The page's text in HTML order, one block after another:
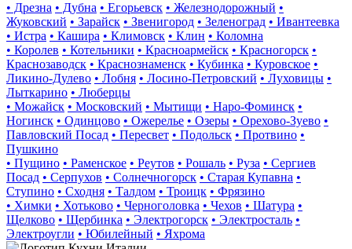
• Дрезна • Дубна • Егорьевск • Железнодорожный •
Жуковский • Зарайск • Звенигород • Зеленоград • Ивантеевка
• Истра • Кашира • Климовск • Клин • Коломна
• Королев • Котельники • Красноармейск • Красногорск •
Краснозаводск • Краснознаменск • Кубинка • Куровское •
Ликино-Дулево • Лобня • Лосино-Петровский • Луховицы •
Лыткарино • Люберцы
• Можайск • Московский • Мытищи • Наро-Фоминск •
Ногинск • Одинцово • Ожерелье • Озеры • Орехово-Зуево •
Павловский Посад • Пересвет • Подольск • Протвино •
Пушкино
• Пущино • Раменское • Реутов • Рошаль • Руза • Сергиев
Посад • Серпухов • Солнечногорск • Старая Купавна •
Ступино • Сходня • Талдом • Троицк • Фрязино
• Химки • Хотьково • Черноголовка • Чехов • Шатура •
Щелково • Щербинка • Электрогорск • Электросталь •
Электроугли • Юбилейный • Яхрома